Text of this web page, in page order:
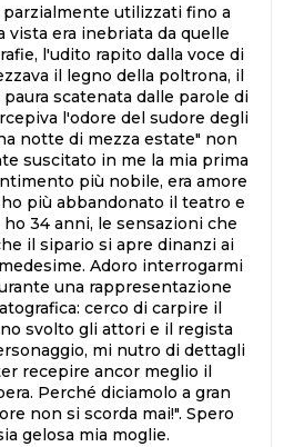
utilizzati fino a
vista era inebriata da quelle
l'udito rapito dalla voce di
il legno della poltrona, il
scatenata dalle parole di
l'odore del sudore degli
notte di mezza estate" non
suscitato in me la mia prima
più nobile, era amore
più abbandonato il teatro e
34 anni, le sensazioni che
il sipario si apre dinanzi ai
Adoro interrogarmi
una rappresentazione
cerco di carpire il
svolto gli attori e il regista
mi nutro di dettagli
recepire ancor meglio il
Perché diciamolo a gran
non si scorda mai!". Spero
gelosa mia moglie.